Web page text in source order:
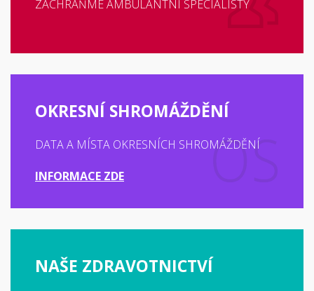
ZACHRAŇME AMBULANTNÍ SPECIALISTY
OKRESNÍ SHROMÁŽDĚNÍ
DATA A MÍSTA OKRESNÍCH SHROMÁŽDĚNÍ
INFORMACE ZDE
NAŠE ZDRAVOTNICTVÍ